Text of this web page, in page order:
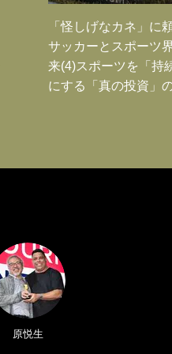
「怪しげなカネ」に
サッカーとスポーツ
来(4)スポーツを「持
にする「真の投資」
原悦生